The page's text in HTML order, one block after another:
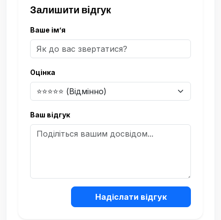
Залишити відгук
Ваше ім’я
Оцінка
Ваш відгук
Надіслати відгук